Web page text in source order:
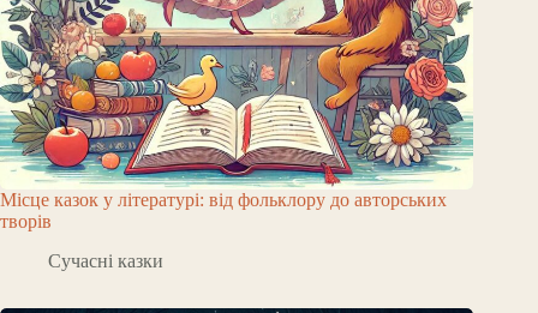
Місце казок у літературі: від фольклору до авторських
творів
Сучасні казки